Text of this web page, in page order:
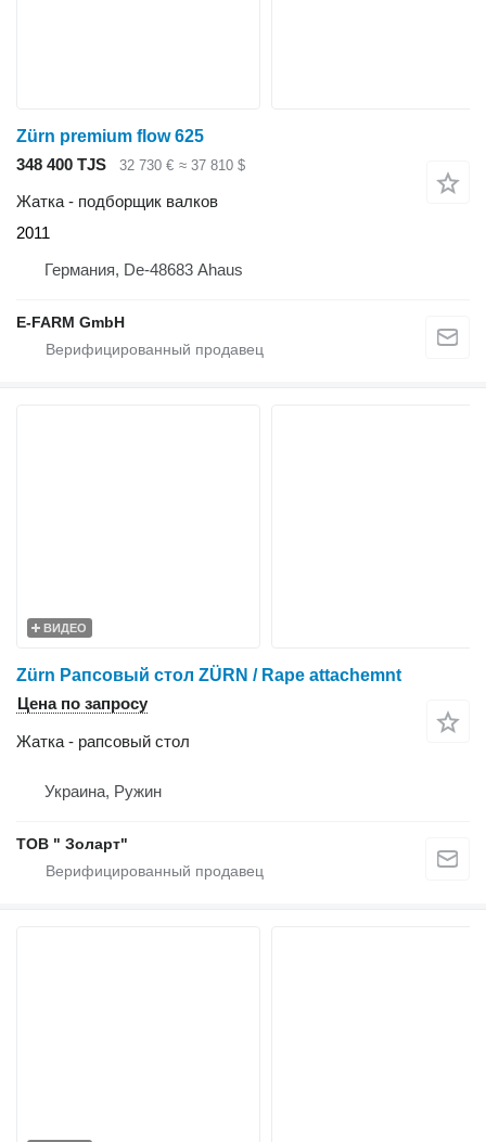
Zürn premium flow 625
348 400 TJS
32 730 € ≈ 37 810 $
Жатка - подборщик валков
2011
Германия, De-48683 Ahaus
E-FARM GmbH
ВИДЕО
Zürn Рапсовый стол ZÜRN / Rape attachemnt
Цена по запросу
Жатка - рапсовый стол
Украина, Ружин
ТОВ " Золарт"